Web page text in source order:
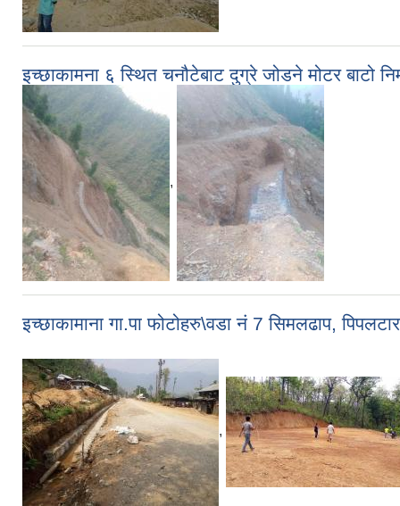
इच्छाकामना ६ स्थित चनौटेबाट दुग्रे जोडने मोटर बाटो
,
इच्छाकामाना गा.पा फोटोहरु\वडा नं 7 सिमलढाप,
,